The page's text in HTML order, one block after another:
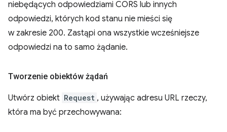
niebędących odpowiedziami CORS lub innych
odpowiedzi, których kod stanu nie mieści się
w zakresie 200. Zastąpi ona wszystkie wcześniejsze
odpowiedzi na to samo żądanie.
Tworzenie obiektów żądań
Utwórz obiekt Request , używając adresu URL rzeczy,
która ma być przechowywana: